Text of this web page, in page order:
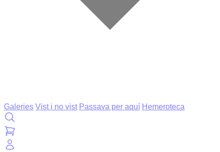
Galeries Vist i no vist Passava per aquí Hemeroteca